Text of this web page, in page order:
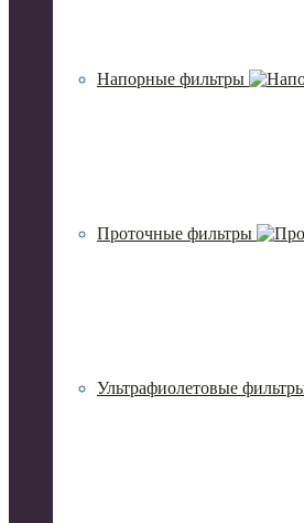
Напорные фильтры
Проточные фильтры
Ультрафиолетовые